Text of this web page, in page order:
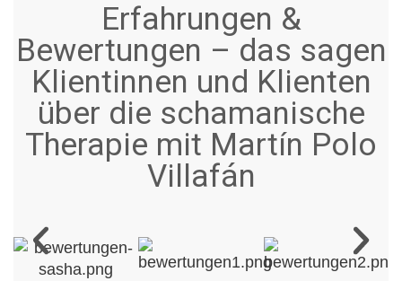
Erfahrungen &
Bewertungen – das sagen
Klientinnen und Klienten
über die schamanische
Therapie mit Martín Polo
Villafán